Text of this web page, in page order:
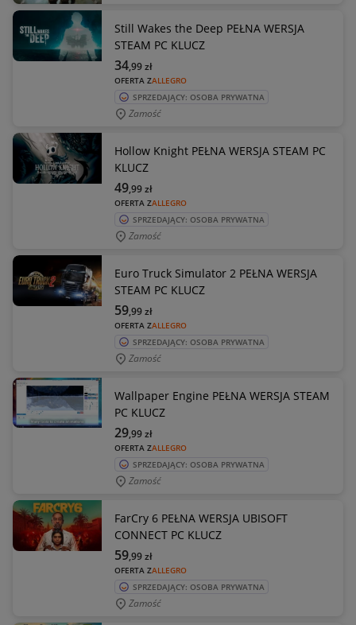
Still Wakes the Deep PEŁNA WERSJA
STEAM PC KLUCZ
OFERTA ZALLEGRO
34,99zł
SPRZEDAJĄCY: OSOBA PRYWATNA
Zamość
Hollow Knight PEŁNA WERSJA STEAM PC
KLUCZ
OFERTA ZALLEGRO
49,99zł
SPRZEDAJĄCY: OSOBA PRYWATNA
Zamość
Euro Truck Simulator 2 PEŁNA WERSJA
STEAM PC KLUCZ
OFERTA ZALLEGRO
59,99zł
SPRZEDAJĄCY: OSOBA PRYWATNA
Zamość
Wallpaper Engine PEŁNA WERSJA STEAM
PC KLUCZ
OFERTA ZALLEGRO
29,99zł
SPRZEDAJĄCY: OSOBA PRYWATNA
Zamość
FarCry 6 PEŁNA WERSJA UBISOFT
CONNECT PC KLUCZ
OFERTA ZALLEGRO
59,99zł
SPRZEDAJĄCY: OSOBA PRYWATNA
Zamość